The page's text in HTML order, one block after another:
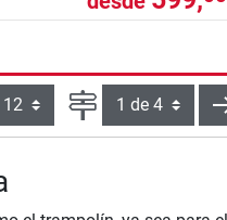
por página:
Página